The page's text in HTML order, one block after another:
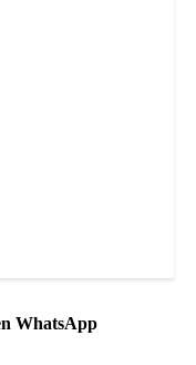
WhatsApp